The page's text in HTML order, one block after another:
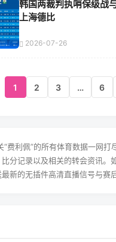
韩国两裁判执哨保级战
上海德比
2026-07-26
1 2 3 … 6
“费利佩”的所有体育数据一网打
比分记录以及相关的转会资讯。
新的无插件高清直播信号与赛